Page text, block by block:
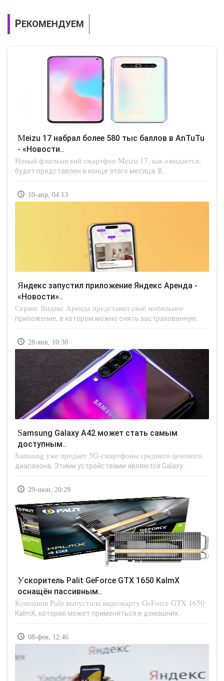
РЕКОМЕНДУЕМ
Meizu 17 набрал более 580 тыс баллов в AnTuTu
- «Новости..
Новый флагманский смартфон Meizu 17, как ожидается,
будет представлен в конце этого месяца. В..
10-апр, 04:13
Яндекс запустил приложение Яндекс Аренда -
«Новости»..
Сервис Яндекс Аренда представил своё мобильное
приложение, в котором можно снять застрахованную..
28-янв, 10:30
Samsung Galaxy A42 может стать самым
доступным..
Samsung уже продаёт 5G-смартфоны среднего ценового
диапазона. Этими устройствами являются Galaxy..
29-июн, 20:29
Ускоритель Palit GeForce GTX 1650 KalmX
оснащён пассивным..
Компания Palit выпустила видеокарту GeForce GTX 1650
KalmX, которая может применяться в домашних..
08-фев, 12:46